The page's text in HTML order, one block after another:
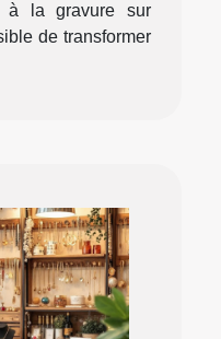
à la gravure sur
de transformer